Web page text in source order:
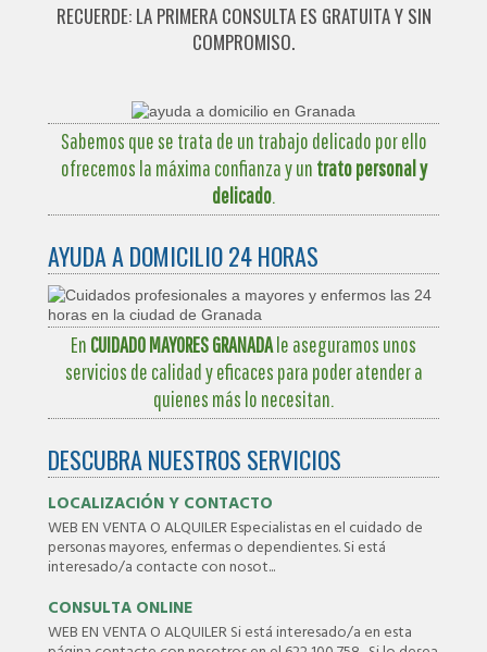
RECUERDE: LA PRIMERA CONSULTA ES GRATUITA Y SIN
COMPROMISO.
Sabemos que se trata de un trabajo delicado por ello
ofrecemos la máxima confianza y un trato personal y
delicado.
AYUDA A DOMICILIO 24 HORAS
En CUIDADO MAYORES GRANADAle aseguramos unos
servicios de calidad y eficaces para poder atender a
quienes más lo necesitan.
DESCUBRA NUESTROS SERVICIOS
LOCALIZACIÓN Y CONTACTO
WEB EN VENTA O ALQUILER Especialistas en el cuidado de
personas mayores, enfermas o dependientes. Si está
interesado/a contacte con nosot...
CONSULTA ONLINE
WEB EN VENTA O ALQUILER Si está interesado/a en esta